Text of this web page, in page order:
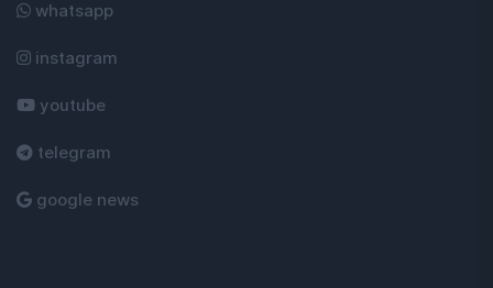
whatsapp
instagram
youtube
telegram
google news